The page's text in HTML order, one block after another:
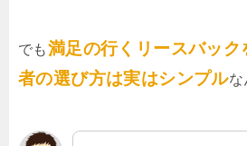
でも満足の行くリースバッ
者の選び方は実はシンプルな